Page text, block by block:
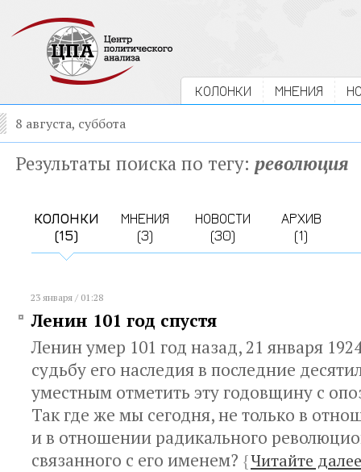
КОЛОНКИ МНЕНИЯ
8 августа, суббота
Результаты поиска по тегу: революция
КОЛОНКИ
(15)
МНЕНИЯ
(3)
НОВОСТИ
(30)
АРХИВ
(1)
23 января / 01:28
Ленин 101 год спустя
Ленин умер 101 год назад, 21 января
судьбу его наследия в последние
уместным отметить эту годовщину с
Так где же мы сегодня, не только в
и в отношении радикального
связанного с его именем? {Читайте далее